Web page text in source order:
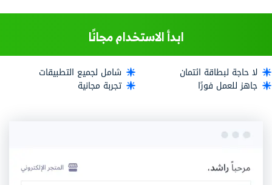
ابدأ الاستخدام مجانًا
تجربة مجانية
لا حاجة لبطاقة ائتمان
جاهز للعمل فورًا
شامل لجميع التطبيقات